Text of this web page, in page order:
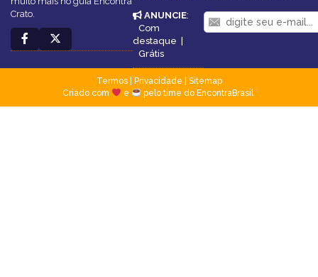
Crato.
ANUNCIE:
Com
destaque
Grátis
Termos| Privacidade
Sitemap
Criado com
e pelo time do EncontraBrasil